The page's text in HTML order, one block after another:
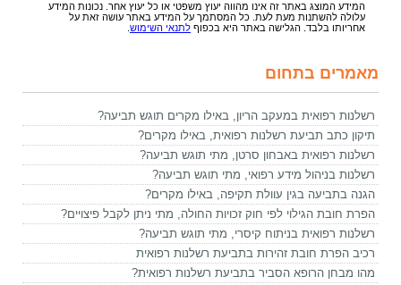
המידע המוצג באתר זה אינו מהווה יעוץ משפטי או כל יעוץ אחר. נכונות המידע
עלולה להשתנות מעת לעת. כל המסתמך על המידע באתר עושה זאת על
אחריותו בלבד. הגלישה באתר היא בכפוף לתנאי השימוש
מאמרים בתחום
רשלנות רפואית במעקב הריון, באילו מקרים תוגש תביעה?
תיקון כתב תביעת רשלנות רפואית, באילו מקרים?
רשלנות רפואית באבחון סרטן, מתי תוגש תביעה?
רשלנות בניהול מידע רפואי, מתי תוגש תביעה?
הגנה בתביעה בגין עוולת תקיפה, באילו מקרים?
הפרת חובת הגילוי לפי חוק זכויות החולה, מתי ניתן לקבל פיצויים?
רשלנות רפואית בניתוח קיסרי, מתי תוגש תביעה?
רכיב הפרת חובת זהירות בתביעת רשלנות רפואית
מהו מבחן הרופא הסביר בתביעת רשלנות רפואית?